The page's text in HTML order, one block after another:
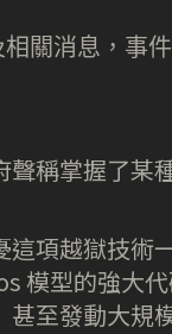
關消息，事
聲稱掌握了某
這項越獄技術
模型的強大
至發動大規